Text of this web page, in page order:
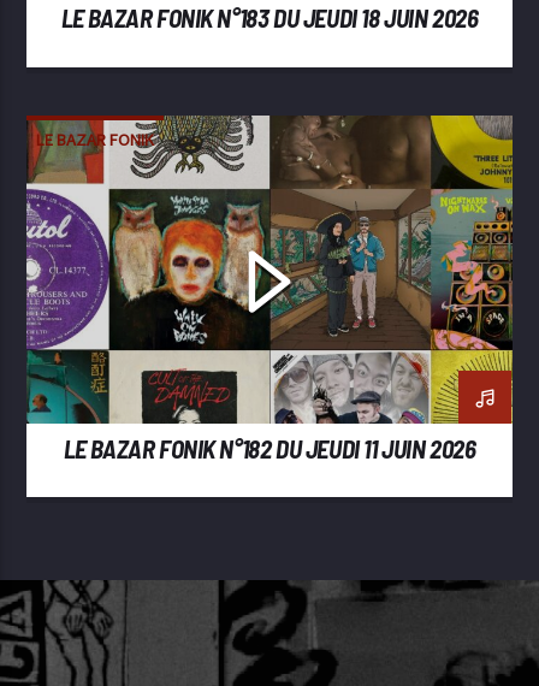
LE BAZAR FONIK N°183 DU JEUDI 18 JUIN 2026
LE BAZAR FONIK
LE BAZAR FONIK N°182 DU JEUDI 11 JUIN 2026